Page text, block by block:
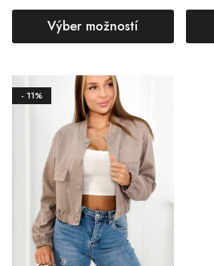
Výber možností
- 11%